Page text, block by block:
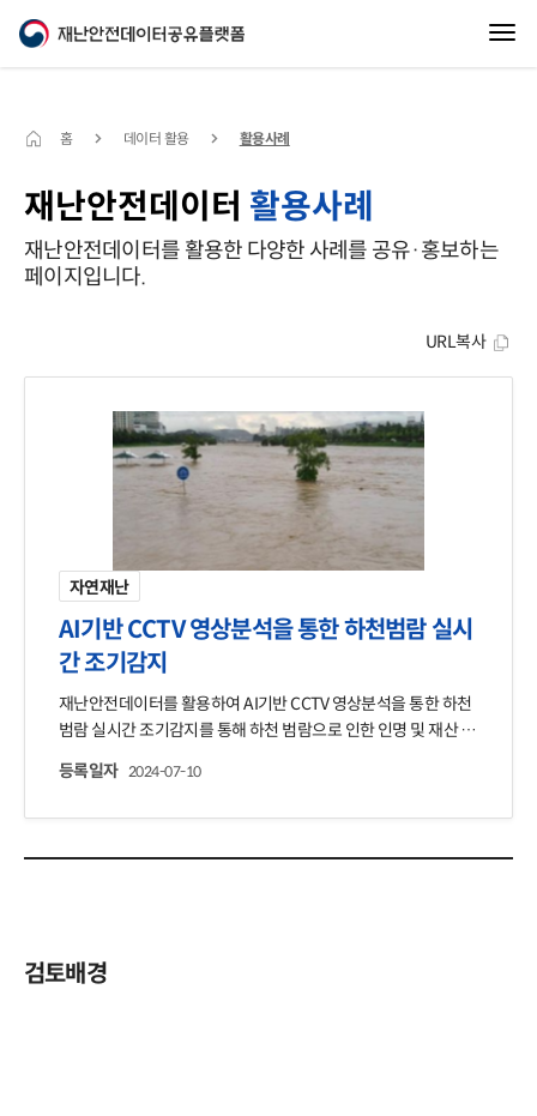
홈 데이터 활용 활용사례
재난안전데이터 활용사례
재난안전데이터를 활용한 다양한 사례를 공유·홍보하는
페이지입니다.
URL복사
자연재난
AI기반 CCTV 영상분석을 통한 하천범람 실시
간 조기감지
재난안전데이터를 활용하여 AI기반 CCTV 영상분석을 통한 하천
범람 실시간 조기감지를 통해 하천 범람으로 인한 인명 및 재산 피
등록일자 2024-07-10
검토배경